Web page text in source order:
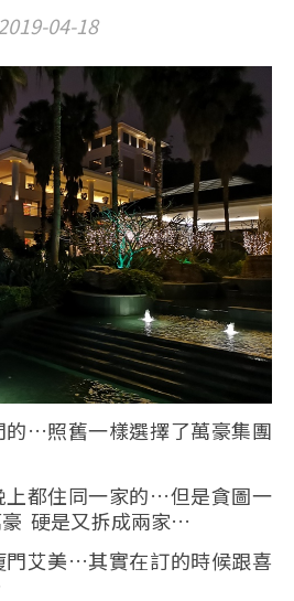
04-18
的…照舊一樣選擇了萬豪集團
上都住同一家的…但是貪圖一
硬是又拆成兩家…
門艾美…其實在訂的時候跟喜